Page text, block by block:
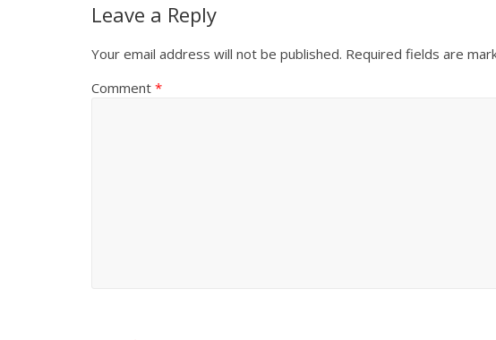
Leave a Reply
Your email address will not be published. Required fields are
Comment *